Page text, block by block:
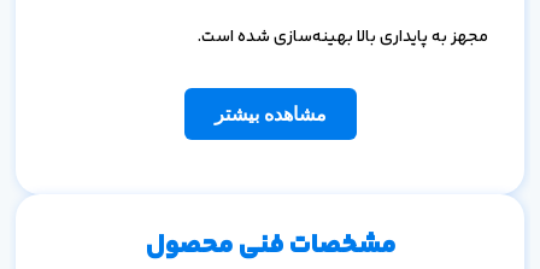
مجهز به پایداری بالا بهینه‌سازی شده است.
مشاهده بیشتر
مشخصات فنی محصول